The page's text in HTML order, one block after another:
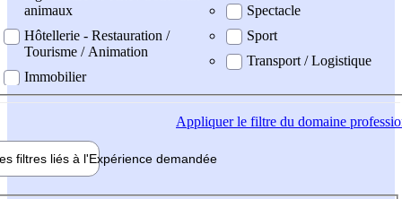
animaux
Hôtellerie - Restauration /
Tourisme / Animation
Immobilier
Spectacle
Sport
Transport / Logistique
Appliquerle filtre du domaine
filtres liés à l'Expérience demandée